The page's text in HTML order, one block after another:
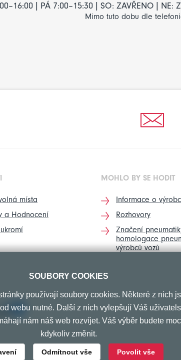
| PÁ 7:00–15:30 | SO: ZAVŘENO | NE:
Mimo tuto dobu dle
místa
a Hodnocení
MOHLO BY SE HODIT
Informace o
Rozhovory
Značení
homologace
výrobců vozů
SOUBORY COOKIES
používají soubory cookies. Některé z nich
webu nutné. Další z nich vylepšují Váš
nám náš web rozvíjet. Váš výběr budete
kdykoliv změnit.
Odmítnout vše Povolit vše